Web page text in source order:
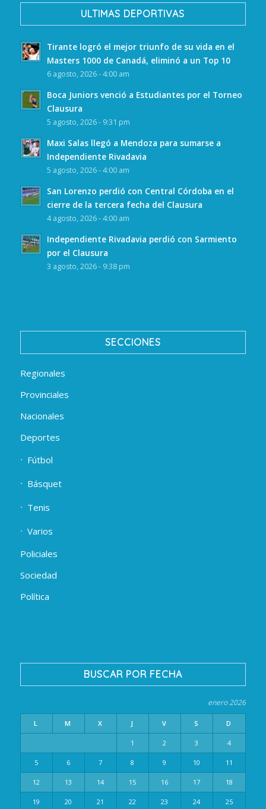
ULTIMAS DEPORTIVAS
Tirante logró el mejor triunfo de su vida en el
Masters 1000 de Canadá, eliminó a un Top 10
6 agosto, 2026 - 4:00 am
Boca Juniors venció a Estudiantes por el Torneo
Clausura
5 agosto, 2026 - 9:31 pm
Maxi Salas llegó a Mendoza para sumarse a
Independiente Rivadavia
5 agosto, 2026 - 4:00 am
San Lorenzo perdió con Central Córdoba en el
cierre de la tercera fecha del Clausura
4 agosto, 2026 - 4:00 am
Independiente Rivadavia perdió con Sarmiento
por el Clausura
3 agosto, 2026 - 9:38 pm
SECCIONES
Regionales
Provinciales
Nacionales
Deportes
Fútbol
Básquet
Tenis
Varios
Policiales
Sociedad
Política
BUSCAR POR FECHA
enero 2026
L M X J V S D
1 2 3 4
5 6 7 8 9 10 11
12 13 14 15 16 17 18
19 20 21 22 23 24 25